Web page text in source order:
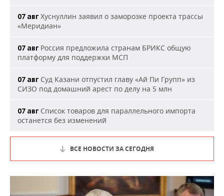
07 авг Хуснуллин заявил о заморозке проекта трассы
«Меридиан»
07 авг Россия предложила странам БРИКС общую
платформу для поддержки МСП
07 авг Суд Казани отпустил главу «Ай Пи Групп» из
СИЗО под домашний арест по делу на 5 млн
07 авг Список товаров для параллельного импорта
останется без изменений
ВСЕ НОВОСТИ ЗА СЕГОДНЯ